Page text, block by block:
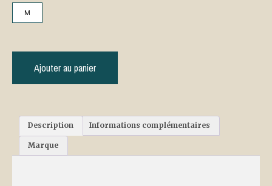
M
Ajouter au panier
Description Informations complémentaires
Marque